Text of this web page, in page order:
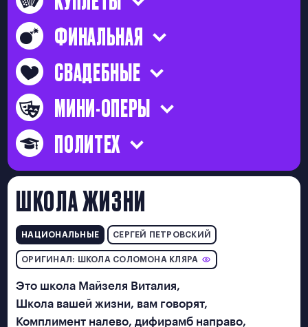
ФИНАЛЬНАЯ
СВАДЕБНЫЕ
МИНИ-ОПЕРЫ
ПОЛИТЕХ
ШКОЛА ЖИЗНИ
НАЦИОНАЛЬНЫЕ СЕРГЕЙ ПЕТРОВСКИЙ
ОРИГИНАЛ: ШКОЛА СОЛОМОНА КЛЯРА
Это школа Майзеля Виталия,
Школа вашей жизни, вам говорят,
Комплимент налево, дифирамб направо,
КУПЛЕТЫ
ФИНАЛЬНАЯ
СВАДЕБНЫЕ
МИНИ-ОПЕРЫ
ПОЛИТЕХ
МЕТОДОЛОГИЯ
ТЕХНОЛОГИЯ
ИДЕЯ ПЕСНИ
произведения.